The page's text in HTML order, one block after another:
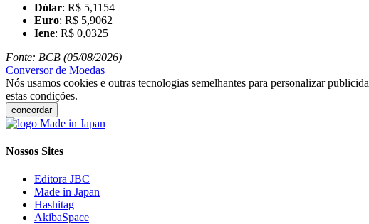
Dólar: R$ 5,1154
Euro: R$ 5,9062
Iene: R$ 0,0325
Fonte: BCB (05/08/2026)
Conversor de Moedas
Nós usamos cookies e outras tecnologias semelhantes para personalizar
estas condições.
concordar
Nossos Sites
Editora JBC
Made in Japan
Hashitag
AkibaSpace